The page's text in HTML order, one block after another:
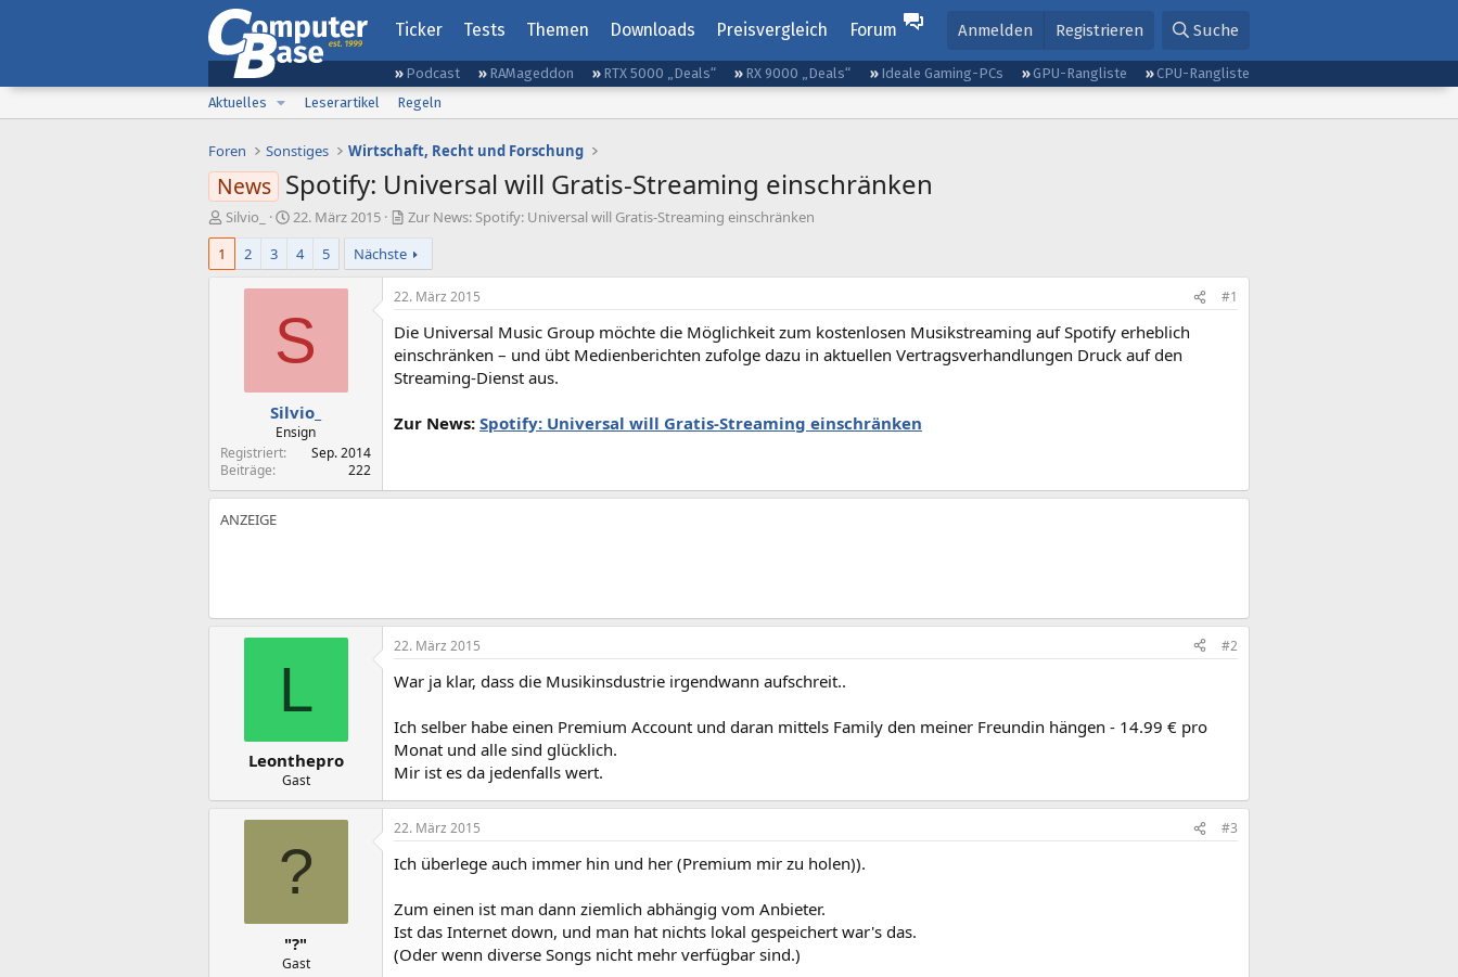
Ticker Tests Themen Downloads Preisvergleich Forum Anmelden Registrieren Suche
Podcast RAMageddon RTX 5000 „Deals“ RX 9000 „Deals“ Ideale Gaming-PCs GPU-Rangliste
CPU-Rangliste
Aktuelles
Leserartikel Regeln
Foren Sonstiges Wirtschaft, Recht und Forschung
News Spotify: Universal will Gratis-Streaming einschränken
E
r
t
Silvio_
E
r
s
t
e
l
l
m
22. März 2015
Zur News: Spotify: Universal will Gratis-Streaming einschränken
1
2 3 4 5 Nächste
S
Silvio_
Ensign
Registriert
Sep. 2014
Beiträge
222
22. März 2015 #1
Die Universal Music Group möchte die Möglichkeit zum kostenlosen Musikstreaming auf Spotify erheblich
einschränken – und übt Medienberichten zufolge dazu in aktuellen Vertragsverhandlungen Druck auf den
Streaming-Dienst aus.
Zur News: Spotify: Universal will Gratis-Streaming einschränken
L
Leonthepro
Gast
22. März 2015 #2
War ja klar, dass die Musikinsdustrie irgendwann aufschreit..
Ich selber habe einen Premium Account und daran mittels Family den meiner Freundin hängen - 14.99 € pro
Monat und alle sind glücklich.
Mir ist es da jedenfalls wert.
?
"?"
Gast
22. März 2015 #3
Ich überlege auch immer hin und her (Premium mir zu holen)).
Zum einen ist man dann ziemlich abhängig vom Anbieter.
Ist das Internet down, und man hat nichts lokal gespeichert war's das.
(Oder wenn diverse Songs nicht mehr verfügbar sind.)